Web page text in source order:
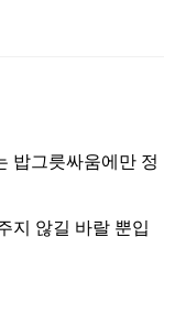
밥그릇싸움에만 정
지 않길 바랄 뿐입